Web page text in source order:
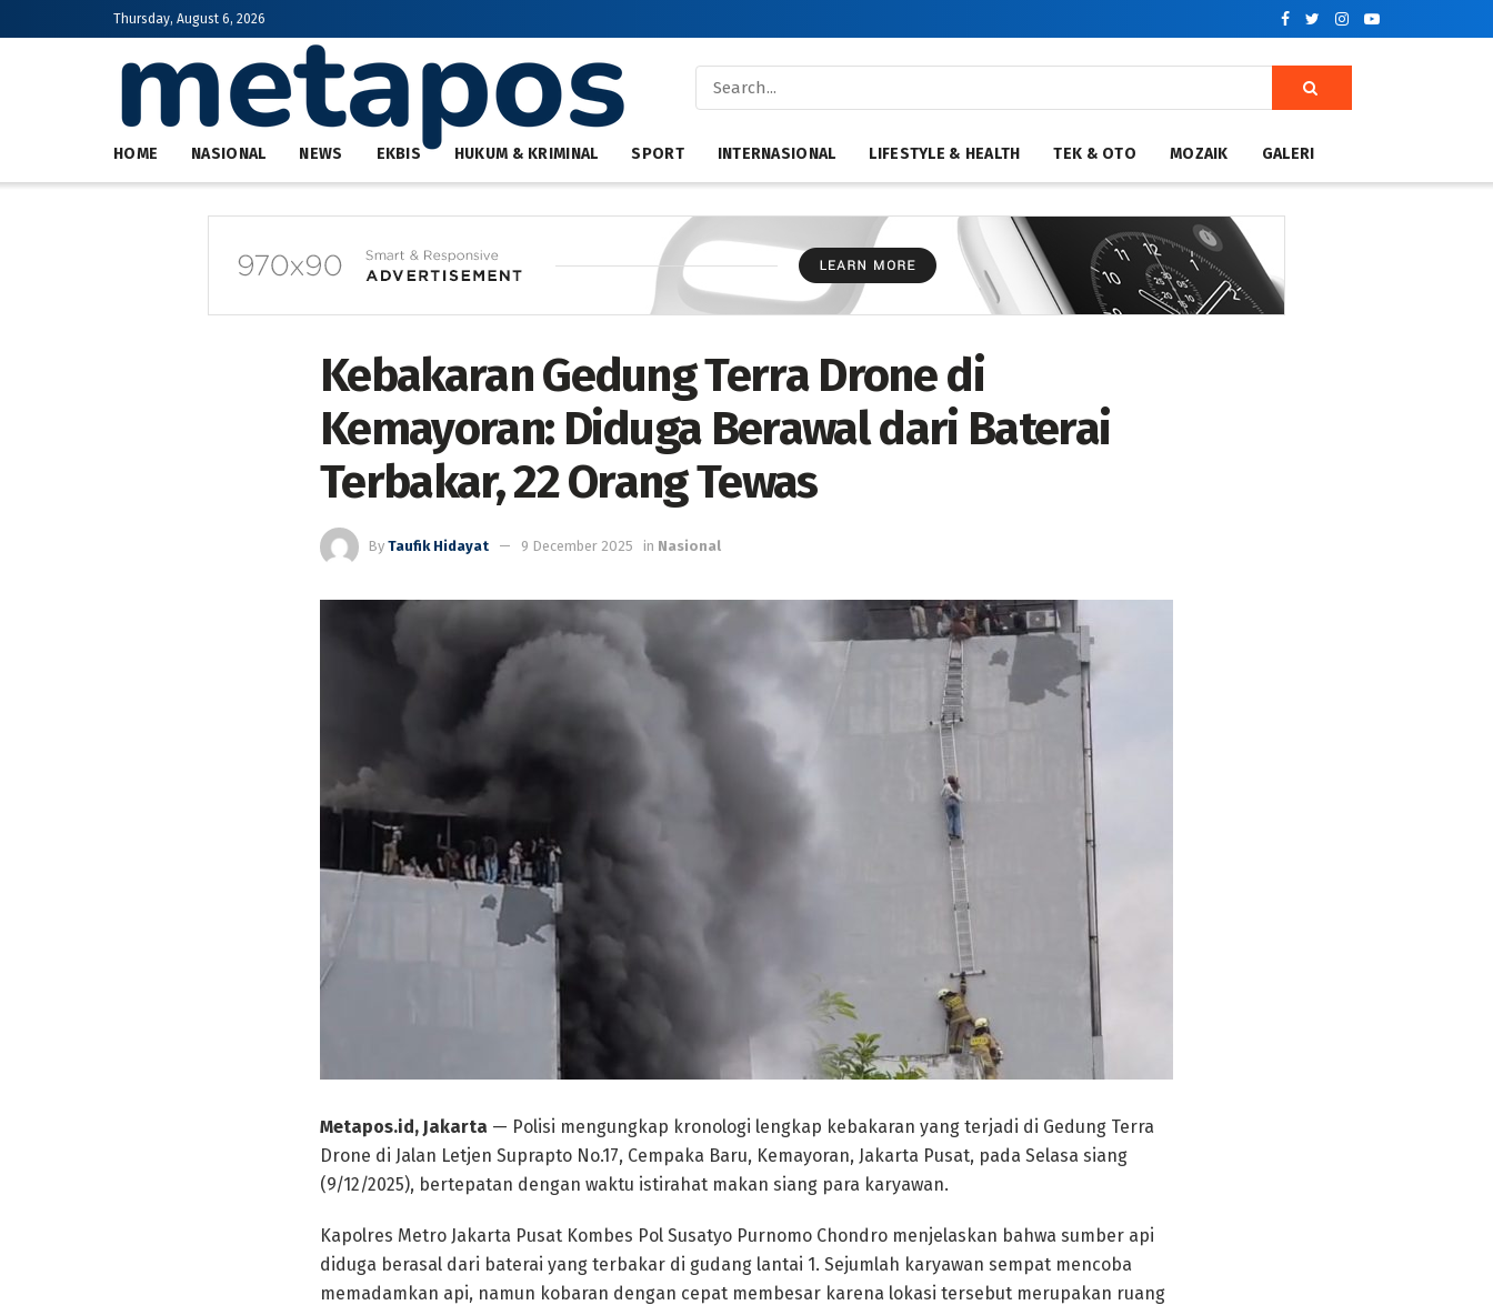
Thursday, August 6, 2026
HOME NASIONAL NEWS EKBIS HUKUM & KRIMINAL SPORT INTERNASIONAL LIFESTYLE & HEALTH TEK & OTO MOZAIK GALERI
Kebakaran Gedung Terra Drone di
Kemayoran: Diduga Berawal dari Baterai
Terbakar, 22 Orang Tewas
By Taufik Hidayat 9 December 2025 in Nasional
Metapos.id, Jakarta — Polisi mengungkap kronologi lengkap kebakaran yang terjadi di Gedung Terra
Drone di Jalan Letjen Suprapto No.17, Cempaka Baru, Kemayoran, Jakarta Pusat, pada Selasa siang
(9/12/2025), bertepatan dengan waktu istirahat makan siang para karyawan.
Kapolres Metro Jakarta Pusat Kombes Pol Susatyo Purnomo Chondro menjelaskan bahwa sumber api
diduga berasal dari baterai yang terbakar di gudang lantai 1. Sejumlah karyawan sempat mencoba
memadamkan api, namun kobaran dengan cepat membesar karena lokasi tersebut merupakan ruang